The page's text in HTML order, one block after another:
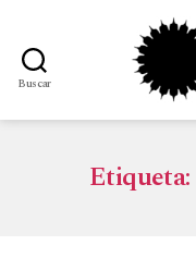
Buscar
Etiqueta: